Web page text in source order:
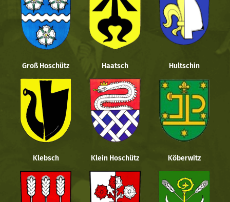
Groß Hoschütz Haatsch Hultschin
Klebsch Klein Hoschütz Köberwitz